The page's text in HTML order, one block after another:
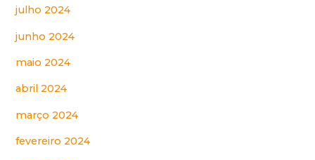
julho 2024
junho 2024
maio 2024
abril 2024
março 2024
fevereiro 2024